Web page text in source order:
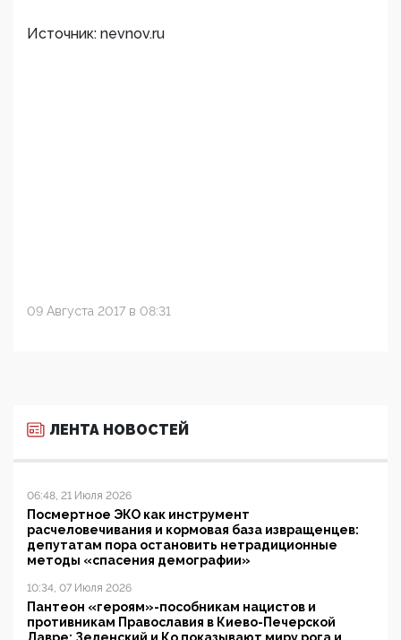
Источник: nevnov.ru
09 Августа 2017 в 08:31
ЛЕНТА НОВОСТЕЙ
06:48, 21 Июля 2026
Посмертное ЭКО как инструмент
расчеловечивания и кормовая база извращенцев:
депутатам пора остановить нетрадиционные
методы «спасения демографии»
10:34, 07 Июля 2026
Пантеон «героям»-пособникам нацистов и
противникам Православия в Киево-Печерской